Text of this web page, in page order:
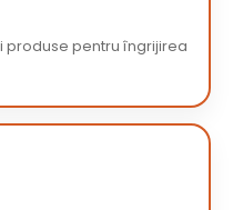
produse pentru îngrijirea